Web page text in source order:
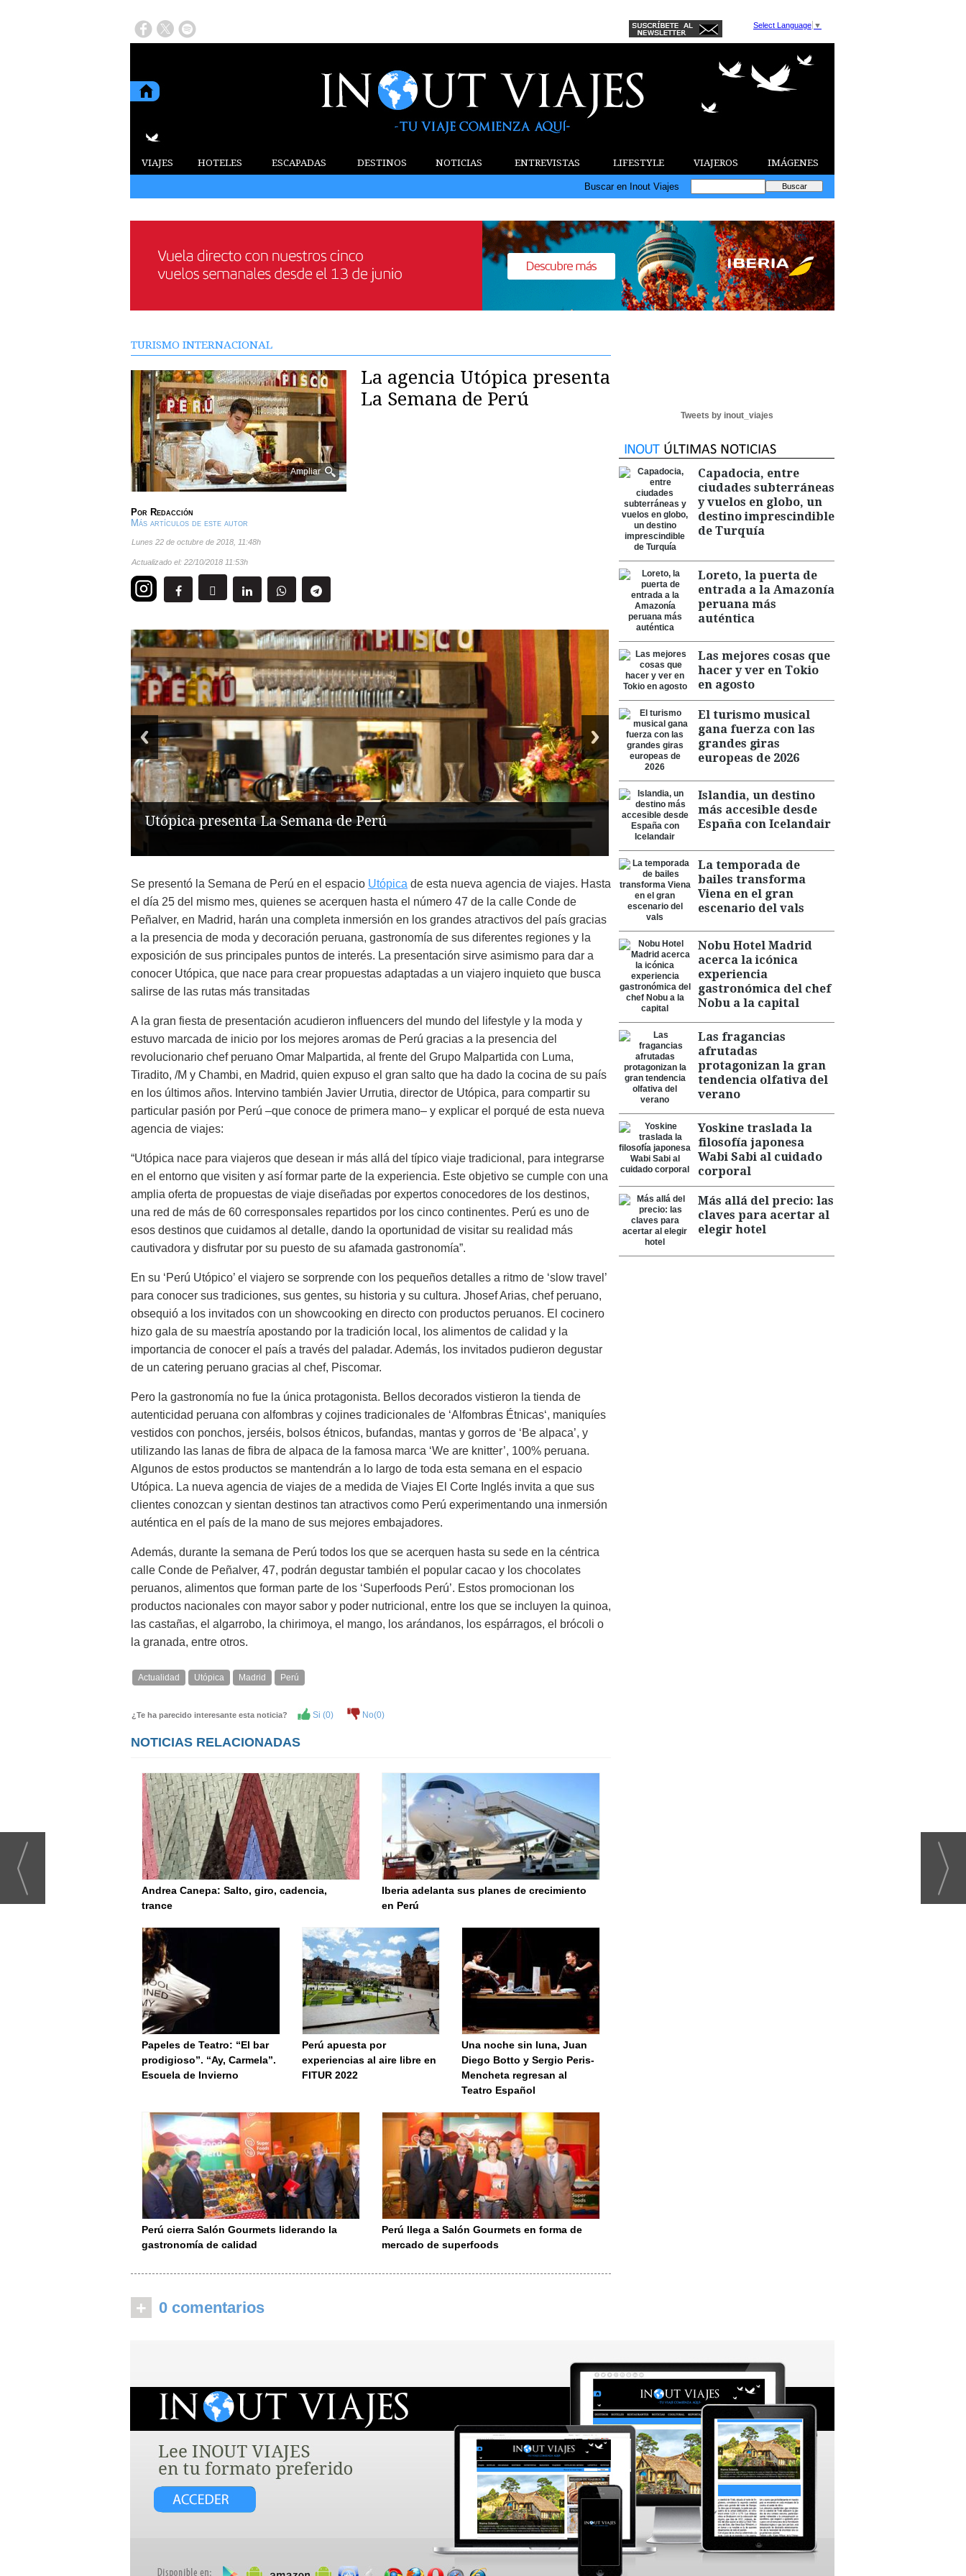
Select Language ▼
VIAJES HOTELES ESCAPADAS DESTINOS NOTICIAS ENTREVISTAS LIFESTYLE VIAJEROS IMÁGENES
Buscar en Inout Viajes
TURISMO INTERNACIONAL
Ampliar
La agencia Utópica presenta
La Semana de Perú
Por Redacción
Más artículos de este autor
lunes 22 de octubre de 2018 11:48h
Actualizado el: 22/10/2018 11:53h
Utópica presenta La Semana de Perú
Se presentó la Semana de Perú en el espacio Utópica de esta nueva agencia de viajes. Hasta
el día 25 del mismo mes, quienes se acerquen hasta el número 47 de la calle Conde de
Peñalver, en Madrid, harán una completa inmersión en los grandes atractivos del país gracias
a la presencia de moda y decoración peruana, gastronomía de sus diferentes regiones y la
exposición de sus principales puntos de interés. La presentación sirve asimismo para dar a
conocer Utópica, que nace para crear propuestas adaptadas a un viajero inquieto que busca
salirse de las rutas más transitadas
A la gran fiesta de presentación acudieron influencers del mundo del lifestyle y la moda y
estuvo marcada de inicio por los mejores aromas de Perú gracias a la presencia del
revolucionario chef peruano Omar Malpartida, al frente del Grupo Malpartida con Luma,
Tiradito, /M y Chambi, en Madrid, quien expuso el gran salto que ha dado la cocina de su país
en los últimos años. Intervino también Javier Urrutia, director de Utópica, para compartir su
particular pasión por Perú –que conoce de primera mano– y explicar el porqué de esta nueva
agencia de viajes:
“Utópica nace para viajeros que desean ir más allá del típico viaje tradicional, para integrarse
en el entorno que visiten y así formar parte de la experiencia. Este objetivo se cumple con una
amplia oferta de propuestas de viaje diseñadas por expertos conocedores de los destinos,
una red de más de 60 corresponsales repartidos por los cinco continentes. Perú es uno de
esos destinos que cuidamos al detalle, dando la oportunidad de visitar su realidad más
cautivadora y disfrutar por su puesto de su afamada gastronomía”.
En su ‘Perú Utópico’ el viajero se sorprende con los pequeños detalles a ritmo de ‘slow travel’
para conocer sus tradiciones, sus gentes, su historia y su cultura. Jhosef Arias, chef peruano,
obsequió a los invitados con un showcooking en directo con productos peruanos. El cocinero
hizo gala de su maestría apostando por la tradición local, los alimentos de calidad y la
importancia de conocer el país a través del paladar. Además, los invitados pudieron degustar
de un catering peruano gracias al chef, Piscomar.
Pero la gastronomía no fue la única protagonista. Bellos decorados vistieron la tienda de
autenticidad peruana con alfombras y cojines tradicionales de ‘Alfombras Étnicas‘, maniquíes
vestidos con ponchos, jerséis, bolsos étnicos, bufandas, mantas y gorros de ‘Be alpaca’, y
utilizando las lanas de fibra de alpaca de la famosa marca ‘We are knitter’, 100% peruana.
Algunos de estos productos se mantendrán a lo largo de toda esta semana en el espacio
Utópica. La nueva agencia de viajes de a medida de Viajes El Corte Inglés invita a que sus
clientes conozcan y sientan destinos tan atractivos como Perú experimentando una inmersión
auténtica en el país de la mano de sus mejores embajadores.
Además, durante la semana de Perú todos los que se acerquen hasta su sede en la céntrica
calle Conde de Peñalver, 47, podrán degustar también el popular cacao y los chocolates
peruanos, alimentos que forman parte de los ‘Superfoods Perú’. Estos promocionan los
productos nacionales con mayor sabor y poder nutricional, entre los que se incluyen la quinoa,
las castañas, el algarrobo, la chirimoya, el mango, los arándanos, los espárragos, el brócoli o
la granada, entre otros.
Actualidad Utópica Madrid Perú
¿Te ha parecido interesante esta noticia? Si (0) No(0)
NOTICIAS RELACIONADAS
Andrea Canepa: Salto, giro, cadencia,
trance
Iberia adelanta sus planes de crecimiento
en Perú
Papeles de Teatro: “El bar
prodigioso”. “Ay, Carmela”.
Escuela de Invierno
Perú apuesta por
experiencias al aire libre en
FITUR 2022
Una noche sin luna, Juan
Diego Botto y Sergio Peris-
Mencheta regresan al
Teatro Español
Perú cierra Salón Gourmets liderando la
gastronomía de calidad
Perú llega a Salón Gourmets en forma de
mercado de superfoods
+ 0 comentarios
Tweets by inout_viajes
Capadocia, entre
ciudades subterráneas
y vuelos en globo, un
destino imprescindible
de Turquía
Loreto, la puerta de
entrada a la Amazonía
peruana más
auténtica
Las mejores cosas que
hacer y ver en Tokio
en agosto
El turismo musical
gana fuerza con las
grandes giras
europeas de 2026
Islandia, un destino
más accesible desde
España con Icelandair
La temporada de
bailes transforma
Viena en el gran
escenario del vals
Nobu Hotel Madrid
acerca la icónica
experiencia
gastronómica del chef
Nobu a la capital
Las fragancias
afrutadas
protagonizan la gran
tendencia olfativa del
verano
Yoskine traslada la
filosofía japonesa
Wabi Sabi al cuidado
corporal
Más allá del precio: las
claves para acertar al
elegir hotel